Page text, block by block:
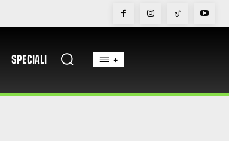
SPECIALI +